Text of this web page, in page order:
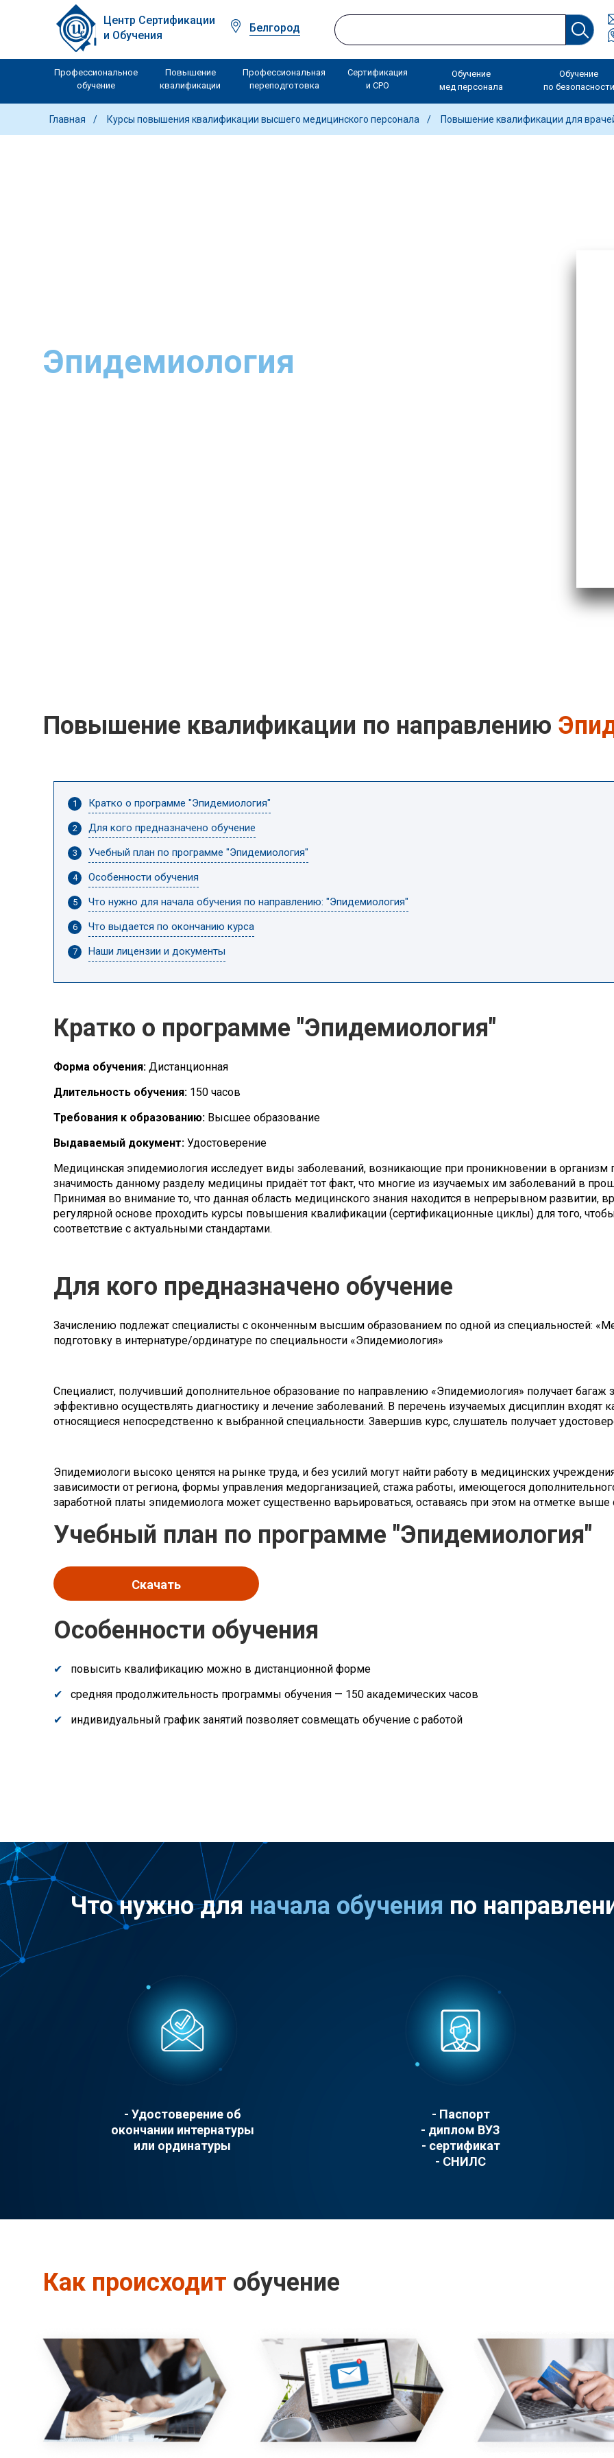
Центр Сертификации
и Обучения
Белгород
Профессиональное
обучение
Повышение
квалификации
Профессиональная
переподготовка
Сертификация
и СРО
Обучение
мед персонала
Обучение
по безопасности
Главная Курсы повышения квалификации высшего медицинского персонала Повышение квалификации для
Эпидемиология
Повышение квалификации по направлению
Кратко о программе "Эпидемиология"
Для кого предназначено обучение
Учебный план по программе "Эпидемиология"
Особенности обучения
Что нужно для начала обучения по направлению: "Эпидемиология"
Что выдается по окончанию курса
Наши лицензии и документы
Кратко о программе "Эпидемиология"
Форма обучения: Дистанционная
Длительность обучения: 150 часов
Требования к образованию: Высшее образование
Выдаваемый документ: Удостоверение
Медицинская эпидемиология исследует виды заболеваний, возникающие при проникновении в
значимость данному разделу медицины придаёт тот факт, что многие из изучаемых им заболеваний в
Принимая во внимание то, что данная область медицинского знания находится в непрерывном развитии,
регулярной основе проходить курсы повышения квалификации (сертификационные циклы) для того,
соответствие с актуальными стандартами.
Для кого предназначено обучение
Зачислению подлежат специалисты с оконченным высшим образованием по одной из специальностей:
подготовку в интернатуре/ординатуре по специальности «Эпидемиология»
Специалист, получивший дополнительное образование по направлению «Эпидемиология» получает
эффективно осуществлять диагностику и лечение заболеваний. В перечень изучаемых дисциплин входят
относящиеся непосредственно к выбранной специальности. Завершив курс, слушатель получает
Эпидемиологи высоко ценятся на рынке труда, и без усилий могут найти работу в медицинских
зависимости от региона, формы управления медорганизацией, стажа работы, имеющегося
заработной платы эпидемиолога может существенно варьироваться, оставаясь при этом на отметке выше
Учебный план по программе "Эпидемиология"
Скачать
Особенности обучения
повысить квалификацию можно в дистанционной форме
средняя продолжительность программы обучения — 150 академических часов
индивидуальный график занятий позволяет совмещать обучение с работой
Что нужно для начала обучения по
- Удостоверение об
окончании интернатуры
или ординатуры
- Паспорт
- диплом ВУЗ
- cертификат
- СНИЛС
Как происходит обучение